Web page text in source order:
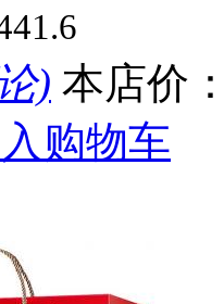
) 本店价
购物车